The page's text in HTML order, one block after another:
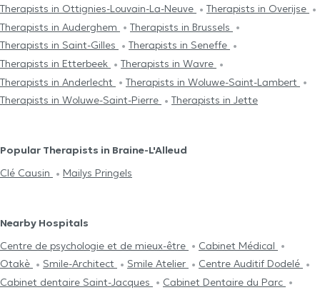
Therapists in Ottignies-Louvain-La-Neuve
Therapists in Overijse
Therapists in Auderghem
Therapists in Brussels
Therapists in Saint-Gilles
Therapists in Seneffe
Therapists in Etterbeek
Therapists in Wavre
Therapists in Anderlecht
Therapists in Woluwe-Saint-Lambert
Therapists in Woluwe-Saint-Pierre
Therapists in Jette
Popular Therapists in Braine-L'Alleud
Clé Causin
Mailys Pringels
Nearby Hospitals
Centre de psychologie et de mieux-être
Cabinet Médical
Otakè
Smile-Architect Smile Atelier
Centre Auditif Dodelé
Cabinet dentaire Saint-Jacques
Cabinet Dentaire du Parc